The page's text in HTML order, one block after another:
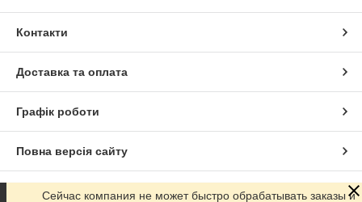
Контакти
Доставка та оплата
Графік роботи
Повна версія сайту
Сайт створено на маркетплейсі Prom.ua
Сейчас компания не может быстро обрабатывать заказы и